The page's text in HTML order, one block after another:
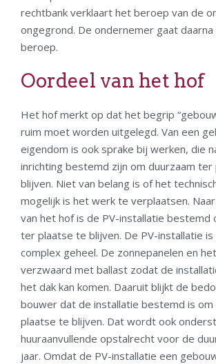
rechtbank verklaart het beroep van de
ongegrond. De ondernemer gaat daarna
beroep.
Oordeel van het hof
Het hof merkt op dat het begrip
ruim moet worden uitgelegd. Van een
eigendom is ook sprake bij werken, die
inrichting bestemd zijn om duurzaam
blijven. Niet van belang is of het
mogelijk is het werk te verplaatsen.
van het hof is de PV-installatie bestemd
ter plaatse te blijven. De PV-installatie is
complex geheel. De zonnepanelen en
verzwaard met ballast zodat de
het dak kan komen. Daaruit blijkt de
bouwer dat de installatie bestemd is
plaatse te blijven. Dat wordt ook
huuraanvullende opstalrecht voor de
jaar. Omdat de PV-installatie een